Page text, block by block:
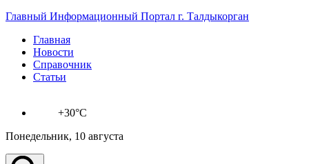
Главный Информационный Портал г. Талдыкорган
Главная
Новости
Справочник
Статьи
+30°C
Понедельник, 10 августа